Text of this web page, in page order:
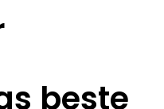
beste